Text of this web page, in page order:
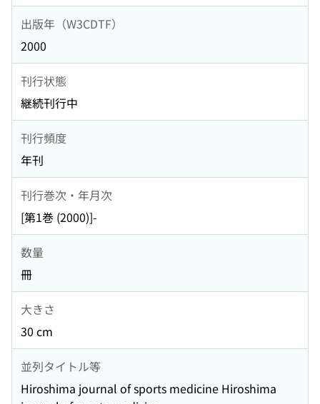
出版年（W3CDTF）
2000
刊行状態
継続刊行中
刊行頻度
年刊
刊行巻次・年月次
[第1巻 (2000)]-
数量
冊
大きさ
30 cm
並列タイトル等
Hiroshima journal of sports medicine Hiroshima